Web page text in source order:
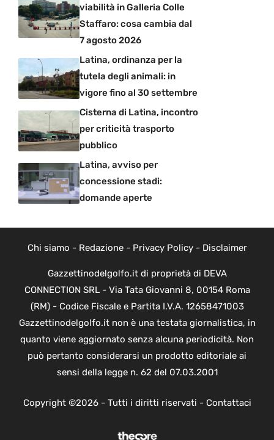
viabilità in Galleria Colle
Staffaro: cosa cambia dal
7 agosto 2026
Latina, ordinanza per la
tutela degli animali: in
vigore fino al 30 settembre
Cisterna di Latina, incontro
per criticità trasporto
pubblico
Latina, avviso per
concessione stadi:
domande aperte
Chi siamo - Redazione- Privacy Policy- Disclaimer
Gazzettinodelgolfo.it di proprietà di DEVA
CONNECTION SRL - Via Tata Giovanni 8, 00154 Roma
(RM) - Codice Fiscale e Partita I.V.A. 12658471003
Gazzettinodelgolfo.it non è una testata giornalistica, in
quanto viene aggiornato senza alcuna periodicità. Non
può pertanto considerarsi un prodotto editoriale ai
sensi della legge n. 62 del 07.03.2001
Copyright ©2026 - Tutti i diritti riservati - Contattaci